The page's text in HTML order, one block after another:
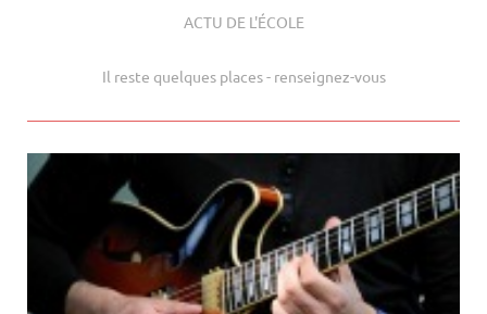
ACTU DE L'ÉCOLE
Il reste quelques places - renseignez-vous